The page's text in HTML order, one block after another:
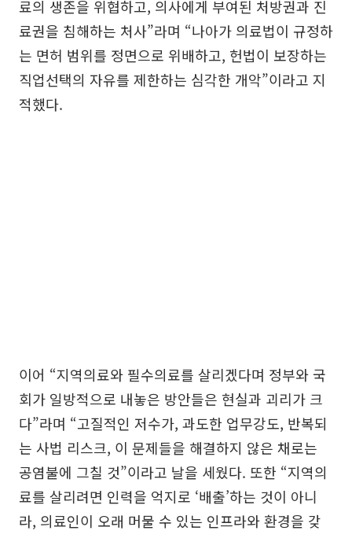
료의 생존을 위협하고, 의사에게 부여된 처방권과 진
료권을 침해하는 처사”라며 “나아가 의료법이 규정하
는 면허 범위를 정면으로 위배하고, 헌법이 보장하는
직업선택의 자유를 제한하는 심각한 개악”이라고 지
적했다.
이어 “지역의료와 필수의료를 살리겠다며 정부와 국
회가 일방적으로 내놓은 방안들은 현실과 괴리가 크
다”라며 “고질적인 저수가, 과도한 업무강도, 반복되
는 사법 리스크, 이 문제들을 해결하지 않은 채로는
공염불에 그칠 것”이라고 날을 세웠다. 또한 “지역의
료를 살리려면 인력을 억지로 ‘배출’하는 것이 아니
라, 의료인이 오래 머물 수 있는 인프라와 환경을 갖